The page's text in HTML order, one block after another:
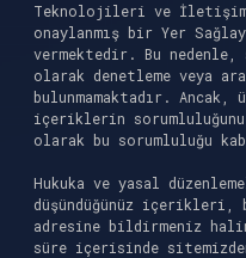
Teknolojileri ve İletişim
onaylanmış bir Yer
vermektedir. Bu
olarak denetleme veya
bulunmamaktadır. Ancak,
içeriklerin
olarak bu sorumluluğu
Hukuka ve yasal
düşündüğünüz içerikleri,
adresine bildirmeniz
süre içerisinde